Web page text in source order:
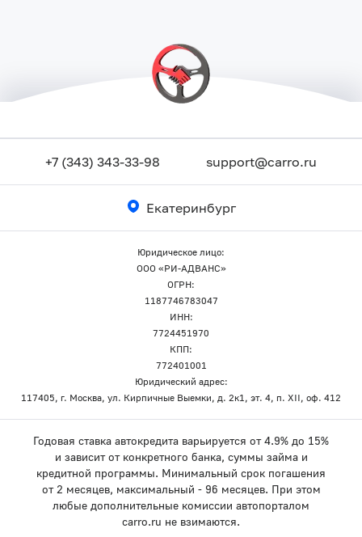
+7 (343) 343-33-98 support@carro.ru
Екатеринбург
Юридическое лицо:
ООО «РИ-АДВАНС»
ОГРН:
1187746783047
ИНН:
7724451970
КПП:
772401001
Юридический адрес:
117405, г. Москва, ул. Кирпичные Выемки, д. 2к1, эт. 4, п. XII, оф. 412
Годовая ставка автокредита варьируется от 4.9% до 15%
и зависит от конкретного банка, суммы займа и
кредитной программы. Минимальный срок погашения
от 2 месяцев, максимальный - 96 месяцев. При этом
любые дополнительные комиссии автопорталом
carro.ru не взимаются.